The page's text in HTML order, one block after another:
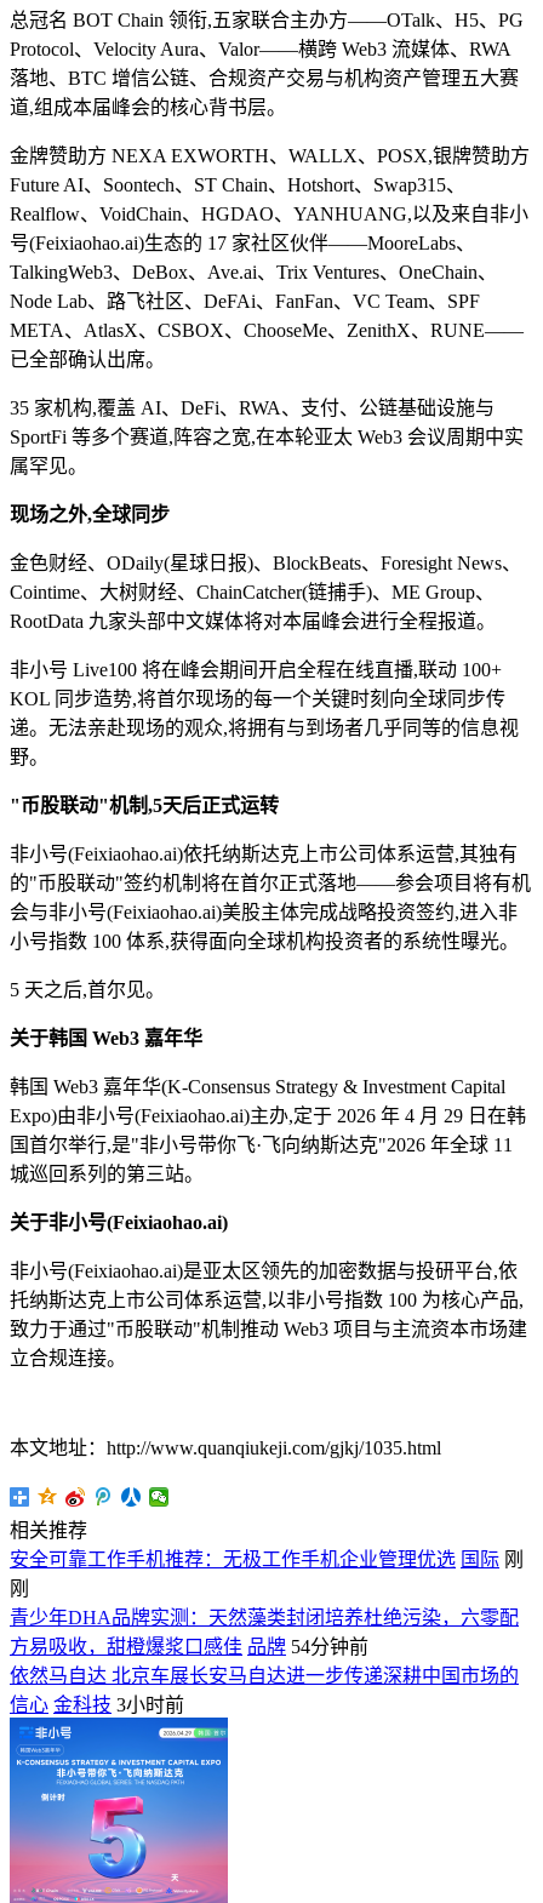
总冠名 BOT Chain 领衔,五家联合主办方——OTalk、H5、PG
Protocol、Velocity Aura、Valor——横跨 Web3 流媒体、RWA
落地、BTC 增信公链、合规资产交易与机构资产管理五大赛
道,组成本届峰会的核心背书层。
金牌赞助方 NEXA EXWORTH、WALLX、POSX,银牌赞助方
Future AI、Soontech、ST Chain、Hotshort、Swap315、
Realflow、VoidChain、HGDAO、YANHUANG,以及来自非小
号(Feixiaohao.ai)生态的 17 家社区伙伴——MooreLabs、
TalkingWeb3、DeBox、Ave.ai、Trix Ventures、OneChain、
Node Lab、路飞社区、DeFAi、FanFan、VC Team、SPF
META、AtlasX、CSBOX、ChooseMe、ZenithX、RUNE——
已全部确认出席。
35 家机构,覆盖 AI、DeFi、RWA、支付、公链基础设施与
SportFi 等多个赛道,阵容之宽,在本轮亚太 Web3 会议周期中实
属罕见。
现场之外,全球同步
金色财经、ODaily(星球日报)、BlockBeats、Foresight News、
Cointime、大树财经、ChainCatcher(链捕手)、ME Group、
RootData 九家头部中文媒体将对本届峰会进行全程报道。
非小号 Live100 将在峰会期间开启全程在线直播,联动 100+
KOL 同步造势,将首尔现场的每一个关键时刻向全球同步传
递。无法亲赴现场的观众,将拥有与到场者几乎同等的信息视
野。
"币股联动"机制,5天后正式运转
非小号(Feixiaohao.ai)依托纳斯达克上市公司体系运营,其独有
的"币股联动"签约机制将在首尔正式落地——参会项目将有机
会与非小号(Feixiaohao.ai)美股主体完成战略投资签约,进入非
小号指数 100 体系,获得面向全球机构投资者的系统性曝光。
5 天之后,首尔见。
关于韩国 Web3 嘉年华
韩国 Web3 嘉年华(K-Consensus Strategy & Investment Capital
Expo)由非小号(Feixiaohao.ai)主办,定于 2026 年 4 月 29 日在韩
国首尔举行,是"非小号带你飞·飞向纳斯达克"2026 年全球 11
城巡回系列的第三站。
关于非小号(Feixiaohao.ai)
非小号(Feixiaohao.ai)是亚太区领先的加密数据与投研平台,依
托纳斯达克上市公司体系运营,以非小号指数 100 为核心产品,
致力于通过"币股联动"机制推动 Web3 项目与主流资本市场建
立合规连接。
本文地址：http://www.quanqiukeji.com/gjkj/1035.html
相关推荐
安全可靠工作手机推荐：无极工作手机企业管理优选 国际 刚
刚
青少年DHA品牌实测：天然藻类封闭培养杜绝污染，六零配
方易吸收，甜橙爆浆口感佳 品牌 54分钟前
依然马自达 北京车展长安马自达进一步传递深耕中国市场的
信心 金科技 3小时前